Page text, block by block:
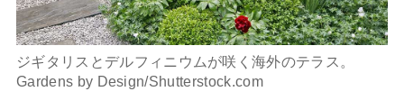
ジギタリスとデルフィニウムが咲く海外のテラス。
Gardens by Design/Shutterstock.com